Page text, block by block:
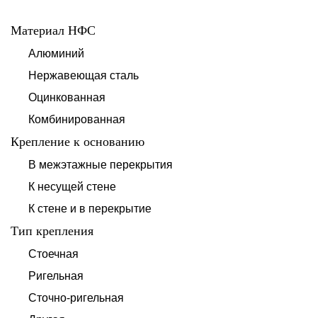
Материал НФС
Алюминий
Нержавеющая сталь
Оцинкованная
Комбинированная
Крепление к основанию
В межэтажные перекрытия
К несущей стене
К стене и в перекрытие
Тип крепления
Стоечная
Ригельная
Сточно-ригельная